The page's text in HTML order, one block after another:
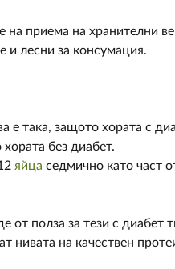
приема на хранителни
и лесни за консумация.
е така, защото хората с
без диабет.
яйца седмично като част
от полза за тези с диабет
нивата на качествен